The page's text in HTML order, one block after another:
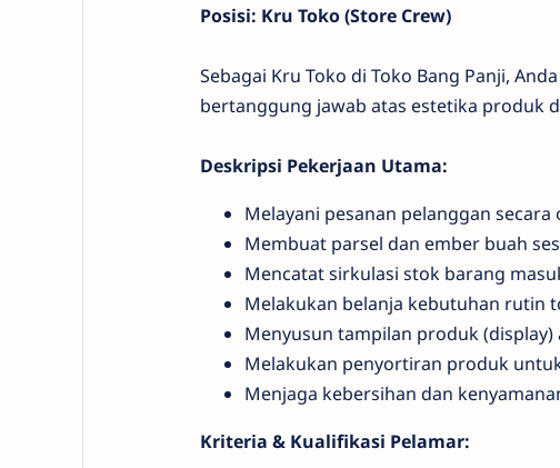
Posisi: Kru Toko (Store Crew)
Sebagai Kru Toko di Toko Bang Panji,
bertanggung jawab atas estetika produk
Deskripsi Pekerjaan Utama:
Melayani pesanan pelanggan
Membuat parsel dan ember buah
Mencatat sirkulasi stok barang
Melakukan belanja kebutuhan rutin
Menyusun tampilan produk
Melakukan penyortiran produk
Menjaga kebersihan dan
Kriteria & Kualifikasi Pelamar: